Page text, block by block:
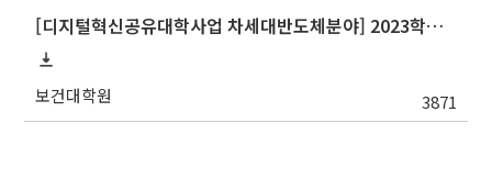
[디지털혁신공유대학사업 차세대반도체분야] 2023학년도 1학기 대구대학교 교류 수학 안내
보건대학원 3871